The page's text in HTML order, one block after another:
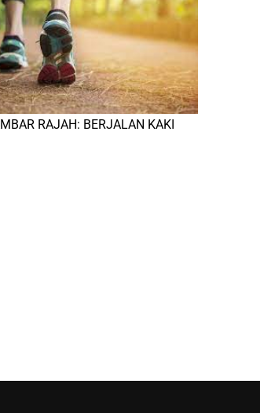
RAJAH: BERJALAN KAKI